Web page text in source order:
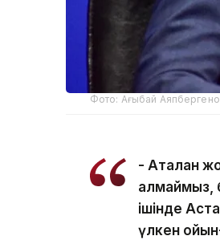
Фото: Ағыбай
- Аталған
алмаймыз,
ішінде
үлкен